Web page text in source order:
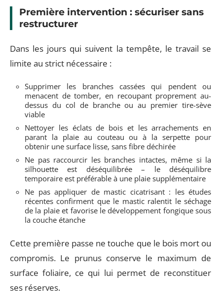
Première intervention : sécuriser sans
restructurer
Dans les jours qui suivent la tempête, le travail se
limite au strict nécessaire :
Supprimer les branches cassées qui pendent ou
menacent de tomber, en recoupant proprement au-
dessus du col de branche ou au premier tire-sève
viable
Nettoyer les éclats de bois et les arrachements en
parant la plaie au couteau ou à la serpette pour
obtenir une surface lisse, sans fibre déchirée
Ne pas raccourcir les branches intactes, même si la
silhouette est déséquilibrée – le déséquilibre
temporaire est préférable à une plaie supplémentaire
Ne pas appliquer de mastic cicatrisant : les études
récentes confirment que le mastic ralentit le séchage
de la plaie et favorise le développement fongique sous
la couche étanche
Cette première passe ne touche que le bois mort ou
compromis. Le prunus conserve le maximum de
surface foliaire, ce qui lui permet de reconstituer
ses réserves.